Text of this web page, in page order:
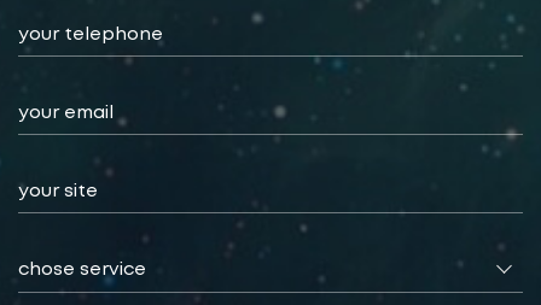
chose service